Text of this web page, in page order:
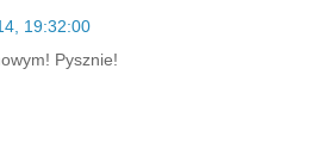
19:32:00
Pysznie!